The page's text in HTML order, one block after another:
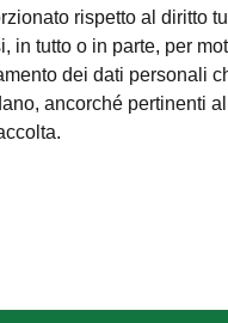
rispetto al diritto
in tutto o in parte, per
dei dati personali
ancorché pertinenti